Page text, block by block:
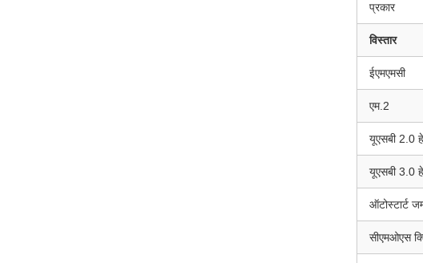
प्रकार
विस्तार
ईएमएमसी
एम.2
यूएसबी 2.0
यूएसबी 3.0
ऑटोस्टार्ट
सीएमओएस